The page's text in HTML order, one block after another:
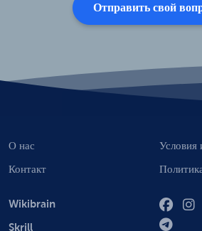
Отправить свой
О нас
Контакт
Условия
Wikibrain
Skrill